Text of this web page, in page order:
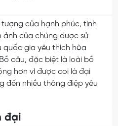
của hạnh phúc, tình
ảnh của chúng được sử
quốc gia yêu thích hòa
câu, đặc biệt là loài bồ
hơn vì được coi là đại
đến nhiều thông điệp yêu
đại